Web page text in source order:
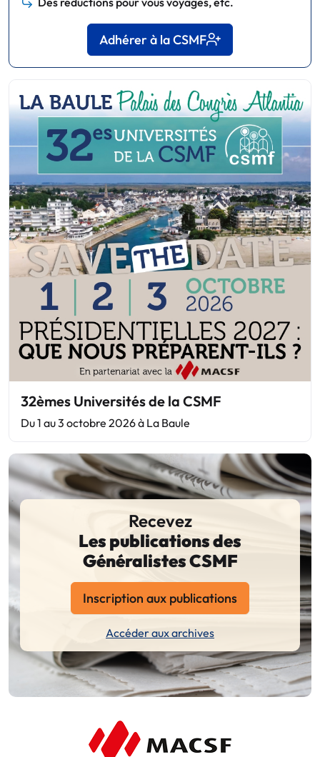
Adhérer à la CSMF
32èmes Universités de la CSMF
Du 1 au 3 octobre 2026 à La Baule
Recevez
Les publications des
Généralistes CSMF
Inscription aux publications
Accéder aux archives